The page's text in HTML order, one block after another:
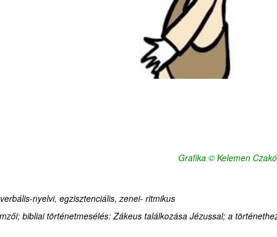
Grafika © Kelemen
nyelvi, egzisztenciális, zenei- ritmikus
; bibliai történetmesélés: Zákeus találkozása Jézussal; a